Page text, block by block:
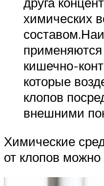
химических
кишечно-
которые
клопов
внешними
Химические
от клопов можно